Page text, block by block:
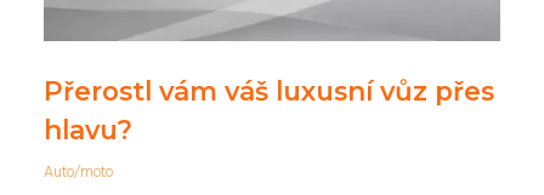
Přerostl vám váš luxusní vůz přes
hlavu?
Auto/moto